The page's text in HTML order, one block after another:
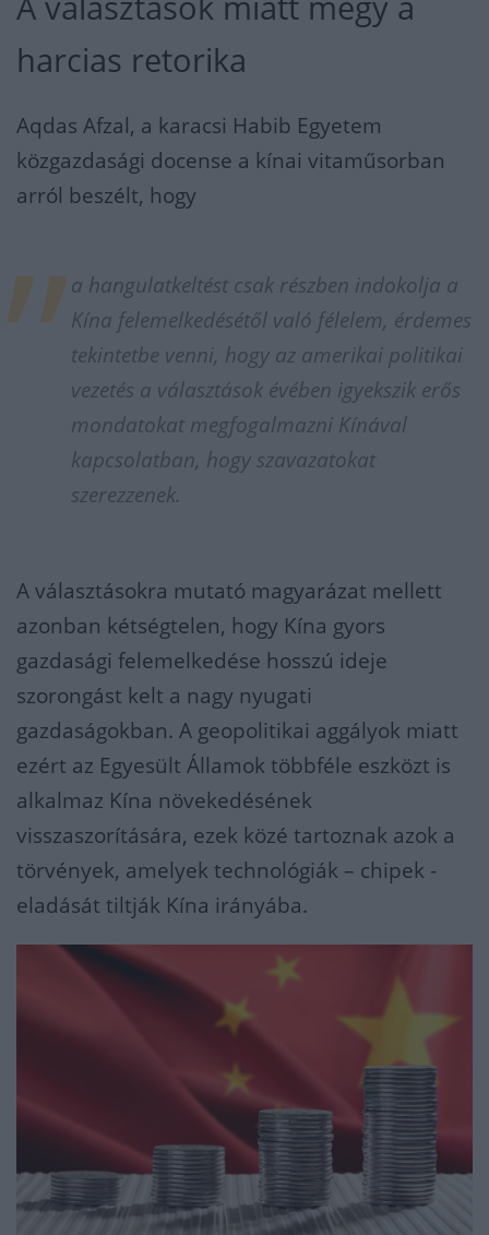
harcias retorika
Aqdas Afzal, a karacsi Habib Egyetem
közgazdasági docense a kínai vitaműsorban
arról beszélt, hogy
a hangulatkeltést csak részben indokolja a
Kína felemelkedésétől való félelem, érdemes
tekintetbe venni, hogy az amerikai politikai
vezetés a választások évében igyekszik erős
mondatokat megfogalmazni Kínával
kapcsolatban, hogy szavazatokat
szerezzenek.
A választásokra mutató magyarázat mellett
azonban kétségtelen, hogy Kína gyors
gazdasági felemelkedése hosszú ideje
szorongást kelt a nagy nyugati
gazdaságokban. A geopolitikai aggályok miatt
ezért az Egyesült Államok többféle eszközt is
alkalmaz Kína növekedésének
visszaszorítására, ezek közé tartoznak azok a
törvények, amelyek technológiák – chipek -
eladását tiltják Kína irányába.